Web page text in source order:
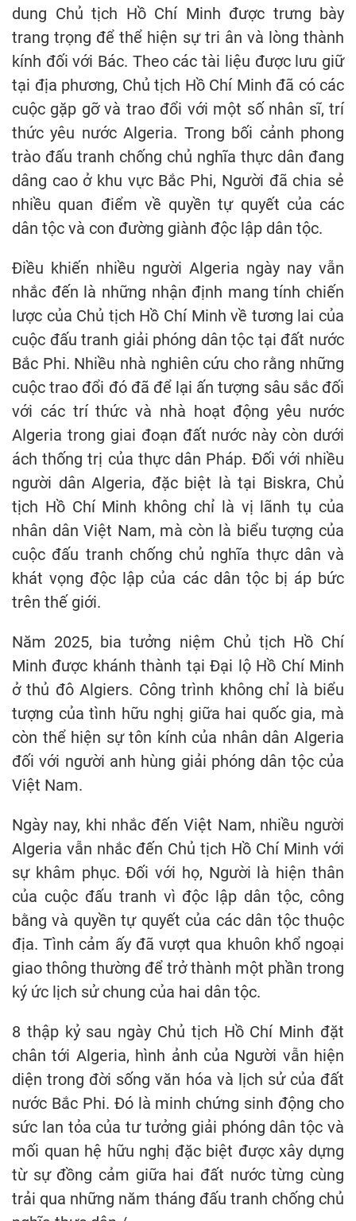
dung Chủ tịch Hồ Chí Minh được trưng bày
trang trọng để thể hiện sự tri ân và lòng thành
kính đối với Bác. Theo các tài liệu được lưu giữ
tại địa phương, Chủ tịch Hồ Chí Minh đã có các
cuộc gặp gỡ và trao đổi với một số nhân sĩ, trí
thức yêu nước Algeria. Trong bối cảnh phong
trào đấu tranh chống chủ nghĩa thực dân đang
dâng cao ở khu vực Bắc Phi, Người đã chia sẻ
nhiều quan điểm về quyền tự quyết của các
dân tộc và con đường giành độc lập dân tộc.
Điều khiến nhiều người Algeria ngày nay vẫn
nhắc đến là những nhận định mang tính chiến
lược của Chủ tịch Hồ Chí Minh về tương lai của
cuộc đấu tranh giải phóng dân tộc tại đất nước
Bắc Phi. Nhiều nhà nghiên cứu cho rằng những
cuộc trao đổi đó đã để lại ấn tượng sâu sắc đối
với các trí thức và nhà hoạt động yêu nước
Algeria trong giai đoạn đất nước này còn dưới
ách thống trị của thực dân Pháp. Đối với nhiều
người dân Algeria, đặc biệt là tại Biskra, Chủ
tịch Hồ Chí Minh không chỉ là vị lãnh tụ của
nhân dân Việt Nam, mà còn là biểu tượng của
cuộc đấu tranh chống chủ nghĩa thực dân và
khát vọng độc lập của các dân tộc bị áp bức
trên thế giới.
Năm 2025, bia tưởng niệm Chủ tịch Hồ Chí
Minh được khánh thành tại Đại lộ Hồ Chí Minh
ở thủ đô Algiers. Công trình không chỉ là biểu
tượng của tình hữu nghị giữa hai quốc gia, mà
còn thể hiện sự tôn kính của nhân dân Algeria
đối với người anh hùng giải phóng dân tộc của
Việt Nam.
Ngày nay, khi nhắc đến Việt Nam, nhiều người
Algeria vẫn nhắc đến Chủ tịch Hồ Chí Minh với
sự khâm phục. Đối với họ, Người là hiện thân
của cuộc đấu tranh vì độc lập dân tộc, công
bằng và quyền tự quyết của các dân tộc thuộc
địa. Tình cảm ấy đã vượt qua khuôn khổ ngoại
giao thông thường để trở thành một phần trong
ký ức lịch sử chung của hai dân tộc.
8 thập kỷ sau ngày Chủ tịch Hồ Chí Minh đặt
chân tới Algeria, hình ảnh của Người vẫn hiện
diện trong đời sống văn hóa và lịch sử của đất
nước Bắc Phi. Đó là minh chứng sinh động cho
sức lan tỏa của tư tưởng giải phóng dân tộc và
mối quan hệ hữu nghị đặc biệt được xây dựng
từ sự đồng cảm giữa hai đất nước từng cùng
trải qua những năm tháng đấu tranh chống chủ